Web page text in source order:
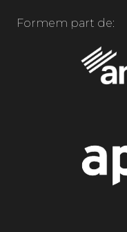
Formem part de: